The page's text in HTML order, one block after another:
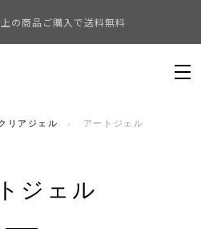
の商品ご購入で送料無料
リアジェル アートジェル
ジェル